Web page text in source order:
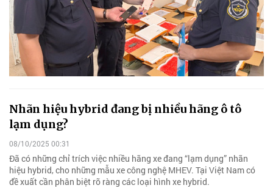
Nhãn hiệu hybrid đang bị nhiều hãng ô tô
lạm dụng?
08/10/2025 00:31
Đã có những chỉ trích việc nhiều hãng xe đang “lạm dụng” nhãn
hiệu hybrid, cho những mẫu xe công nghệ MHEV. Tại Việt Nam có
đề xuất cần phân biệt rõ ràng các loại hình xe hybrid.